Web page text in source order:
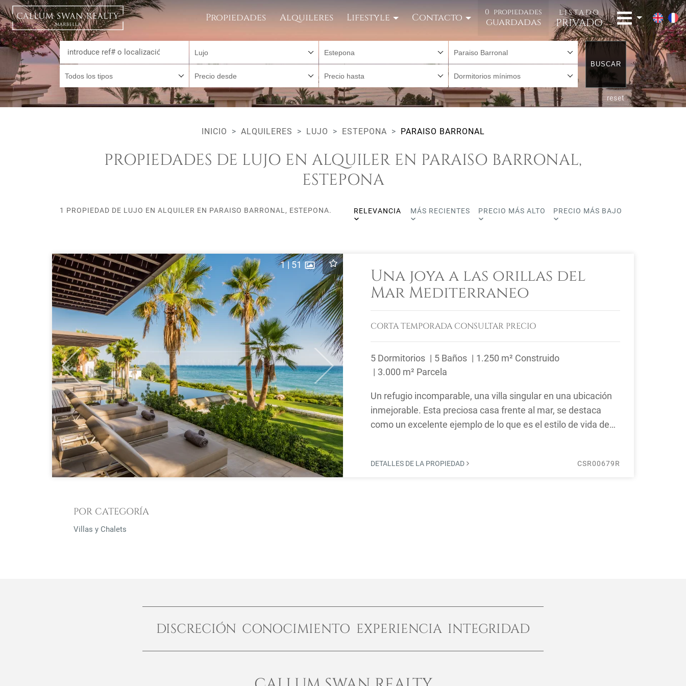
Propiedades Alquileres Lifestyle Contacto 0 propiedades
guardadas
LISTADO
PRIVADO
Lujo Estepona Paraiso Barronal
Todos los tipos Precio desde Precio hasta Dormitorios mínimos
BUSCAR
reset
INICIO ALQUILERES LUJO ESTEPONA PARAISO BARRONAL
PROPIEDADES DE LUJO EN ALQUILER EN PARAISO BARRONAL,
ESTEPONA
1 PROPIEDAD DE LUJO EN ALQUILER EN PARAISO BARRONAL, ESTEPONA. RELEVANCIA MÁS RECIENTES PRECIO MÁS ALTO PRECIO MÁS BAJO
Previous Next
1|51
Una joya a las orillas del
Mar Mediterraneo
CORTA TEMPORADA CONSULTAR PRECIO
5 Dormitorios 5 Baños
1.250 m² Construido
3.000 m² Parcela
Un refugio incomparable, una villa singular en una ubicación
inmejorable. Esta preciosa casa frente al mar, se destaca
como un excelente ejemplo de lo que es el estilo de vida de
DETALLES DE LA PROPIEDAD CSR00679R
POR CATEGORÍA
Villas y Chalets
DISCRECIÓN CONOCIMIENTO EXPERIENCIA INTEGRIDAD